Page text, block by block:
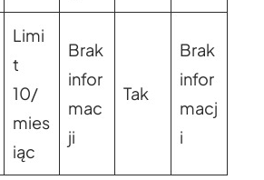
Limi
t
10/
mies
iąc
Brak
infor
mac
ji
Tak
Brak
infor
macj
i